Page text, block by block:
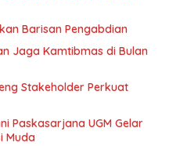
Barisan Pengabdian
Jaga Kamtibmas di Bulan
Stakeholder Perkuat
Paskasarjana UGM Gelar
Muda